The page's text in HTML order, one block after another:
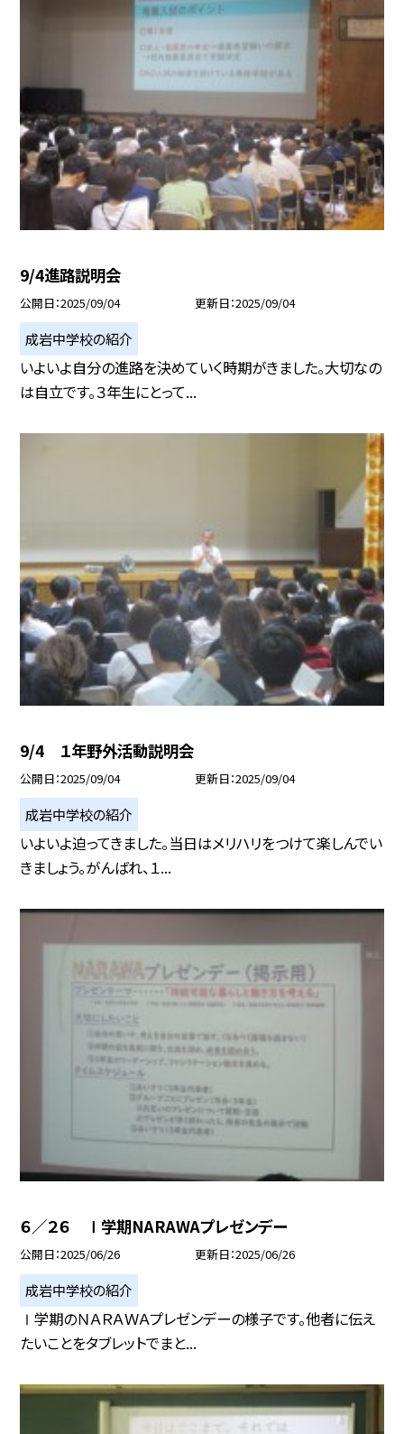
9/4進路説明会
公開日 2025/09/04 更新日 2025/09/04
成岩中学校の紹介
いよいよ自分の進路を決めていく時期がきました。大切なの
は自立です。３年生にとって...
9/4 １年野外活動説明会
公開日 2025/09/04 更新日 2025/09/04
成岩中学校の紹介
いよいよ迫ってきました。当日はメリハリをつけて楽しんでい
きましょう。がんばれ、１...
６／２６ Ⅰ学期NARAWAプレゼンデー
公開日 2025/06/26 更新日 2025/06/26
成岩中学校の紹介
Ⅰ学期のＮＡＲＡＷＡプレゼンデーの様子です。他者に伝え
たいことをタブレットでまと...